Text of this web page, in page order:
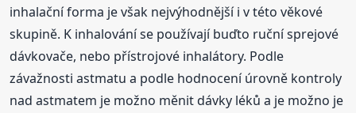
inhalační forma je však nejvýhodnější i v této věkové
skupině. K inhalování se používají buďto ruční sprejové
dávkovače, nebo přístrojové inhalátory. Podle
závažnosti astmatu a podle hodnocení úrovně kontroly
nad astmatem je možno měnit dávky léků a je možno je